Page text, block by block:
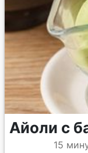
Айоли с
15